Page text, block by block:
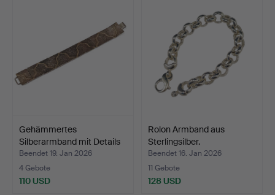
Gehämmertes
Silberarmband mit Details
aus …
Beendet 19. Jan 2026
4 Gebote
110 USD
Rolon Armband aus
Sterlingsilber.
Beendet 16. Jan 2026
11 Gebote
128 USD